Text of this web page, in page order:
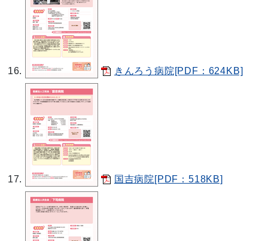
きんろう病院[PDF：624KB]
国吉病院[PDF：518KB]